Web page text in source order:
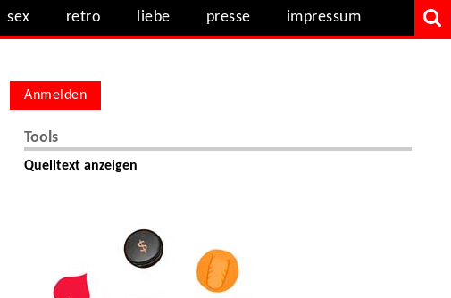
sex retro liebe presse impressum
Anmelden
Tools
Quelltext anzeigen